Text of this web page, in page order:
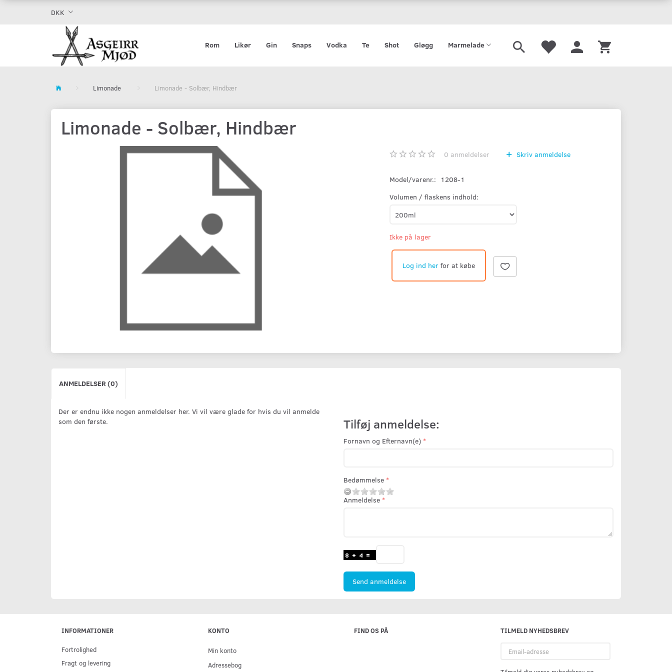
DKK
Rom Likør Gin Snaps Vodka Te Shot Gløgg Marmelade Gaveæske
Sirup
Limonade
Mjød
Port
Tilbehør
Limonade Limonade - Solbær, Hindbær
Limonade - Solbær, Hindbær
0 anmeldelser Skriv anmeldelse
Model/varenr.:
1208-1
Volumen / flaskens indhold:
Ikke på lager
Log ind herfor at købe
ANMELDELSER (0)
Der er endnu ikke nogen anmeldelser her. Vi vil være glade for hvis du vil anmelde
som den første.
Tilføj anmeldelse:
Fornavn og Efternavn(e)
Bedømmelse
Anmeldelse
Send anmeldelse
INFORMATIONER
Fortrolighed
Fragt og levering
KONTO
Min konto
Adressebog
FIND OS PÅ
TILMELD NYHEDSBREV
adresse